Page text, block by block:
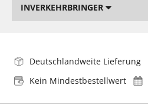
INVERKEHRBRINGER
Deutschlandweite Lieferung
Kein Mindestbestellwert